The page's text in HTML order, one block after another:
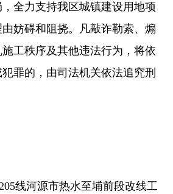
全力支持我区城镇建设用地项
妨碍和阻挠。凡敲诈勒索、煽
工秩序及其他违法行为，将依
罪的，由司法机关依法追究刑
线河源市热水至埔前段改线工